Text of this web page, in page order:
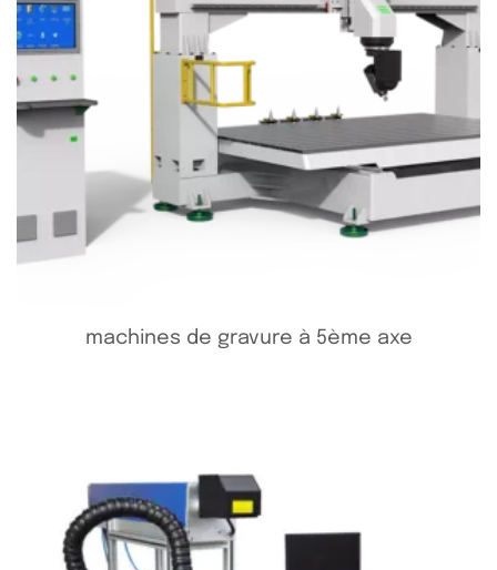
machines de gravure à 5ème axe